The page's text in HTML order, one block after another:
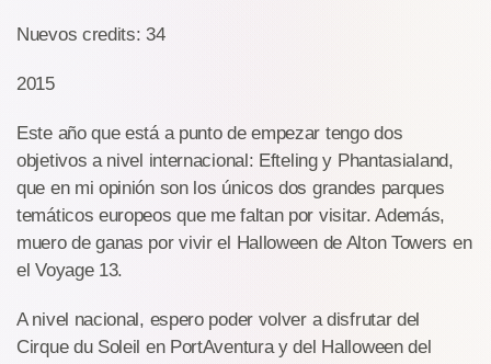
Nuevos credits: 34
2015
Este año que está a punto de empezar tengo dos
objetivos a nivel internacional: Efteling y Phantasialand,
que en mi opinión son los únicos dos grandes parques
temáticos europeos que me faltan por visitar. Además,
muero de ganas por vivir el Halloween de Alton Towers en
el Voyage 13.
A nivel nacional, espero poder volver a disfrutar del
Cirque du Soleil en PortAventura y del Halloween del